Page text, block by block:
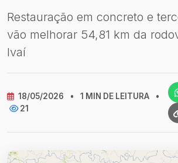
Restauração em concreto e
vão melhorar 54,81 km da
Ivaí
18/05/2026 • 1 MIN DE LEITURA
•
21